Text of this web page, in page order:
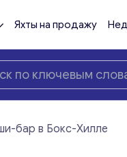
Яхты на продажу
бар в Бокс-Хилле